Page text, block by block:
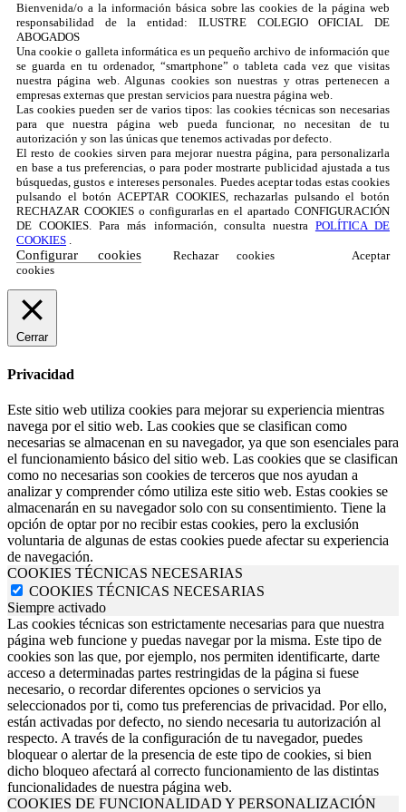
Bienvenida/o a la información básica sobre las cookies de la página web
responsabilidad de la entidad: ILUSTRE COLEGIO OFICIAL DE
ABOGADOS
Una cookie o galleta informática es un pequeño archivo de información que
se guarda en tu ordenador, “smartphone” o tableta cada vez que visitas
nuestra página web. Algunas cookies son nuestras y otras pertenecen a
empresas externas que prestan servicios para nuestra página web.
Las cookies pueden ser de varios tipos: las cookies técnicas son necesarias
para que nuestra página web pueda funcionar, no necesitan de tu
autorización y son las únicas que tenemos activadas por defecto.
El resto de cookies sirven para mejorar nuestra página, para personalizarla
en base a tus preferencias, o para poder mostrarte publicidad ajustada a tus
búsquedas, gustos e intereses personales. Puedes aceptar todas estas cookies
pulsando el botón ACEPTAR COOKIES, rechazarlas pulsando el botón
RECHAZAR COOKIES o configurarlas en el apartado CONFIGURACIÓN
DE COOKIES. Para más información, consulta nuestra POLÍTICA DE
COOKIES .
Configurar cookies Rechazar cookies
Aceptar
cookies
Cerrar
Privacidad
Este sitio web utiliza cookies para mejorar su experiencia mientras
navega por el sitio web. Las cookies que se clasifican como
necesarias se almacenan en su navegador, ya que son esenciales para
el funcionamiento básico del sitio web. Las cookies que se clasifican
como no necesarias son cookies de terceros que nos ayudan a
analizar y comprender cómo utiliza este sitio web. Estas cookies se
almacenarán en su navegador solo con su consentimiento. Tiene la
opción de optar por no recibir estas cookies, pero la exclusión
voluntaria de algunas de estas cookies puede afectar su experiencia
de navegación.
COOKIES TÉCNICAS NECESARIAS
COOKIES TÉCNICAS NECESARIAS
Siempre activado
Las cookies técnicas son estrictamente necesarias para que nuestra
página web funcione y puedas navegar por la misma. Este tipo de
cookies son las que, por ejemplo, nos permiten identificarte, darte
acceso a determinadas partes restringidas de la página si fuese
necesario, o recordar diferentes opciones o servicios ya
seleccionados por ti, como tus preferencias de privacidad. Por ello,
están activadas por defecto, no siendo necesaria tu autorización al
respecto. A través de la configuración de tu navegador, puedes
bloquear o alertar de la presencia de este tipo de cookies, si bien
dicho bloqueo afectará al correcto funcionamiento de las distintas
funcionalidades de nuestra página web.
COOKIES DE FUNCIONALIDAD Y PERSONALIZACIÓN